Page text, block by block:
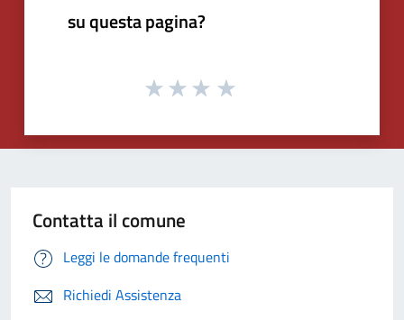
su questa pagina?
Contatta il comune
Leggi le domande frequenti
Richiedi Assistenza